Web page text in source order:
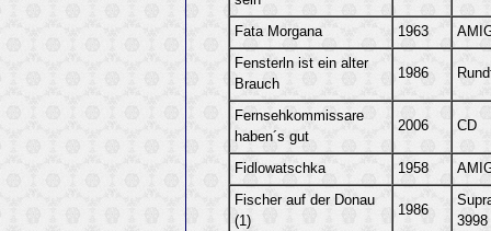
Fata Morgana 1963
Fensterln ist ein alter
Brauch
1986
Fernsehkommissare
haben´s gut
2006 CD
Fidlowatschka 1958
Fischer auf der Donau
(1)
1986
3998